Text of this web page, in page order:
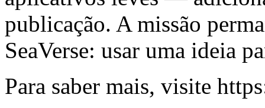
publicação. A missão
SeaVerse: usar uma ideia
Para saber mais, visite